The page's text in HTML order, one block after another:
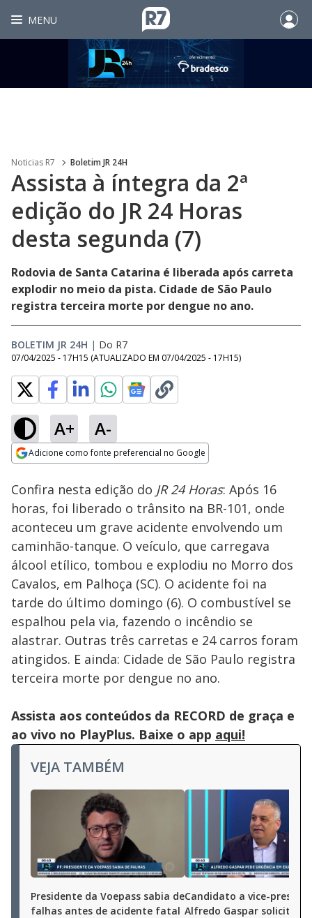
MENU
Noticias R7 Boletim JR 24H
Assista à íntegra da 2ª
edição do JR 24 Horas
desta segunda (7)
Rodovia de Santa Catarina é liberada após carreta
explodir no meio da pista. Cidade de São Paulo
registra terceira morte por dengue no ano.
BOLETIM JR 24H | Do R7
07/04/2025 - 17H15 (ATUALIZADO EM 07/04/2025 - 17H15)
A+ A-
Adicione como fonte preferencial no Google
Ativar
Loaded
27.26%
Confira nesta edição do JR 24 Horas: Após 16
horas, foi liberado o trânsito na BR-101, onde
aconteceu um grave acidente envolvendo um
caminhão-tanque. O veículo, que carregava
álcool etílico, tombou e explodiu no Morro dos
Cavalos, em Palhoça (SC). O acidente foi na
tarde do último domingo (6). O combustível se
espalhou pela via, fazendo o incêndio se
alastrar. Outras três carretas e 24 carros foram
atingidos. E ainda: Cidade de São Paulo registra
terceira morte por dengue no ano.
Assista aos conteúdos da RECORD de graça e
ao vivo no PlayPlus. Baixe o app aqui!
VEJA TAMBÉM
Presidente da Voepass sabia de
falhas antes de acidente fatal
Candidato a vice-
Alfredo Gaspar solicita